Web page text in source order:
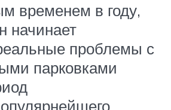
временем в году,
начинает
проблемы с
парковками